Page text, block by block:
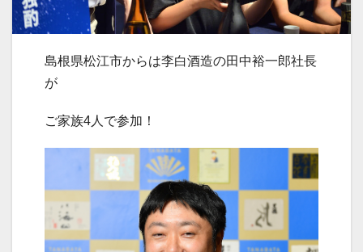
島根県松江市からは李白酒造の田中裕一郎社長
が
ご家族4人で参加！